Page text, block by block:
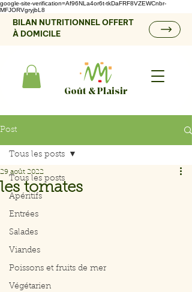
google-site-verification=Af96NLa4or6t-tkDaFRF8VZEWCnbr-
MFJORVgryjbL8
BILAN NUTRITIONNEL OFFERT
À DOMICILE
Goût & Plaisir
Post
Tous les posts
Apéritifs
Entrées
Salades
Viandes
Poissons et fruits de mer
Végétarien
Tous les posts
les tomates
29 août 2022